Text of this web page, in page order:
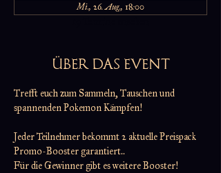
Mi., 26. Aug., 18:00
ÜBER DAS EVENT
Trefft euch zum Sammeln, Tauschen und
spannenden Pokemon Kämpfen!
Jeder Teilnehmer bekommt 2 aktuelle Preispack
Promo-Booster garantiert..
Für die Gewinner gibt es weitere Booster!